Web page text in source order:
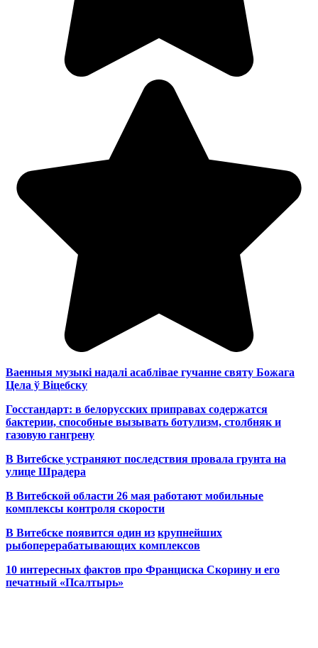
Ваенныя музыкі надалі асаблівае гучанне святу Божага
Цела ў Віцебску
Госстандарт: в белорусских приправах содержатся
бактерии, способные вызывать ботулизм, столбняк и
газовую гангрену
В Витебске устраняют последствия провала грунта на
улице Шрадера
В Витебской области 26 мая работают мобильные
комплексы контроля скорости
В Витебске появится один из крупнейших
рыбоперерабатывающих комплексов
10 интересных фактов про Франциска Скорину и его
печатный «Псалтырь»